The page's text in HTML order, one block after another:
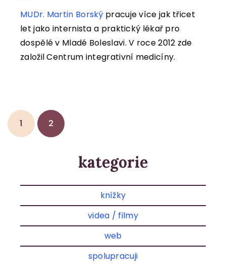
MUDr. Martin Borský pracuje více jak třicet
let jako internista a praktický lékař pro
dospělé v Mladé Boleslavi. V roce 2012 zde
založil Centrum integrativní medicíny.
1 2
kategorie
knížky
videa / filmy
web
spolupracuji